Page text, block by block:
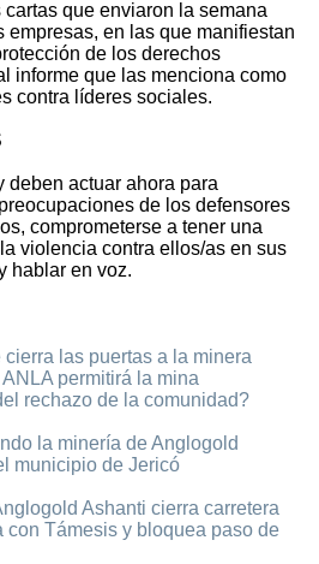
que enviaron la semana
empresas, en las que manifiestan
de los derechos
informe que las menciona como
contra líderes sociales.
deben actuar ahora para
de los defensores
comprometerse a tener una
violencia contra ellos/as en sus
hablar en voz.
cierra las puertas a la minera
permitirá la mina
rechazo de la comunidad?
la minería de Anglogold
municipio de Jericó
Ashanti cierra carretera
con Támesis y bloquea paso de